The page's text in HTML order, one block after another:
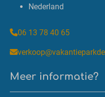
Nederland
06 13 78 40 65
Meer informatie?